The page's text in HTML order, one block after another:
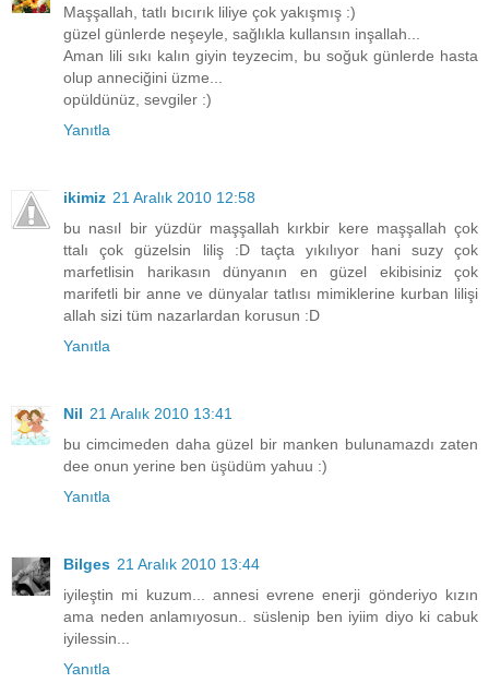
Maşşallah, tatlı bıcırık liliye çok yakışmış :)
güzel günlerde neşeyle, sağlıkla kullansın inşallah...
Aman lili sıkı kalın giyin teyzecim, bu soğuk günlerde hasta
olup anneciğini üzme...
opüldünüz, sevgiler :)
Yanıtla
ikimiz 21 Aralık 2010 12:58
bu nasıl bir yüzdür maşşallah kırkbir kere maşşallah çok
ttalı çok güzelsin liliş :D taçta yıkılıyor hani suzy çok
marfetlisin harikasın dünyanın en güzel ekibisiniz çok
marifetli bir anne ve dünyalar tatlısı mimiklerine kurban lilişi
allah sizi tüm nazarlardan korusun :D
Yanıtla
Nil 21 Aralık 2010 13:41
bu cimcimeden daha güzel bir manken bulunamazdı zaten
dee onun yerine ben üşüdüm yahuu :)
Yanıtla
Bilges 21 Aralık 2010 13:44
iyileştin mi kuzum... annesi evrene enerji gönderiyo kızın
ama neden anlamıyosun.. süslenip ben iyiim diyo ki cabuk
iyilessin...
Yanıtla